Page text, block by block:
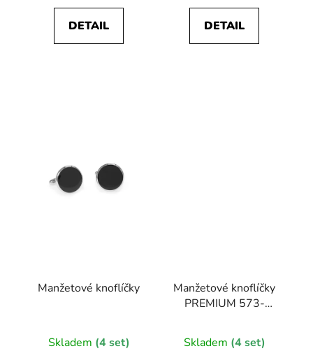
DETAIL DETAIL
Manžetové knoflíčky
Skladem (4 set)
Manžetové knoflíčky
PREMIUM 573-
Skladem (4 set)